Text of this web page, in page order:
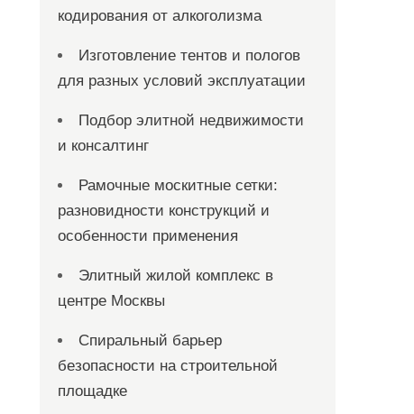
кодирования от алкоголизма
Изготовление тентов и пологов
для разных условий эксплуатации
Подбор элитной недвижимости
и консалтинг
Рамочные москитные сетки:
разновидности конструкций и
особенности применения
Элитный жилой комплекс в
центре Москвы
Спиральный барьер
безопасности на строительной
площадке